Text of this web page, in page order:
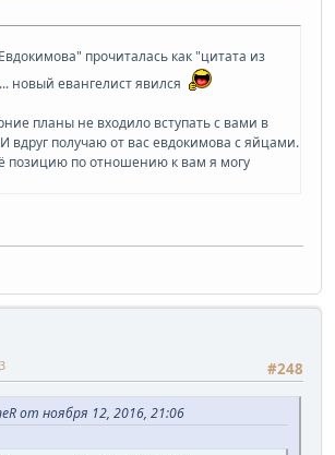
прочиталась как "цитата из
новый евангелист явился
планы не входило вступать с вами в
вдруг получаю от вас евдокимова с яйцами.
позицию по отношению к вам я могу
#248
от ноября 12, 2016, 21:06